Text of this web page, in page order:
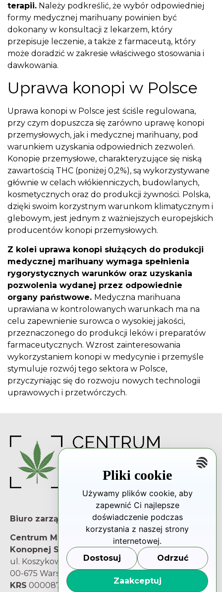
terapii. Należy podkreślić, że wybór odpowiedniej
formy medycznej marihuany powinien być
dokonany w konsultacji z lekarzem, który
przepisuje leczenie, a także z farmaceutą, który
może doradzić w zakresie właściwego stosowania i
dawkowania.
Uprawa konopi w Polsce
Uprawa konopi w Polsce jest ściśle regulowana,
przy czym dopuszcza się zarówno uprawę konopi
przemysłowych, jak i medycznej marihuany, pod
warunkiem uzyskania odpowiednich zezwoleń.
Konopie przemysłowe, charakteryzujące się niską
zawartością THC (poniżej 0,2%), są wykorzystywane
głównie w celach włókienniczych, budowlanych,
kosmetycznych oraz do produkcji żywności. Polska,
dzięki swoim korzystnym warunkom klimatycznym i
glebowym, jest jednym z ważniejszych europejskich
producentów konopi przemysłowych.
Z kolei uprawa konopi służących do produkcji
medycznej marihuany wymaga spełnienia
rygorystycznych warunków oraz uzyskania
pozwolenia wydanej przez odpowiednie
organy państwowe. Medyczna marihuana
uprawiana w kontrolowanych warunkach ma na
celu zapewnienie surowca o wysokiej jakości,
przeznaczonego do produkcji leków i preparatów
farmaceutycznych. Wzrost zainteresowania
wykorzystaniem konopi w medycynie i przemyśle
stymuluje rozwój tego sektora w Polsce,
przyczyniając się do rozwoju nowych technologii
uprawowych i przetwórczych.
Biuro zarządu
Centrum Medycyny
Konopnej S.A.
ul. Koszykowa 54
00-675 Warszawa
KRS 0000877729
Pliki cookie
Używamy plików cookie, aby
zapewnić Ci najlepsze
doświadczenie podczas
korzystania z naszej strony
internetowej.
Dostosuj Odrzuć
Zaakceptuj